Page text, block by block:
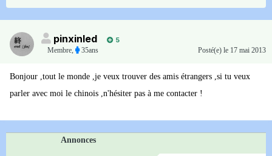
pinxinled
5
Membre, 35ans Posté(e) le 17 mai 2013
Bonjour ,tout le monde ,je veux trouver des amis étrangers ,si tu veux
parler avec moi le chinois ,n'hésiter pas à me contacter !
Annonces